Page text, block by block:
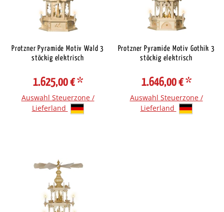
Protzner Pyramide Motiv Wald 3
stöckig elektrisch
1.625,00 €*
Auswahl Steuerzone /
Lieferland
Protzner Pyramide Motiv Gothik 3
stöckig elektrisch
1.646,00 €*
Auswahl Steuerzone /
Lieferland